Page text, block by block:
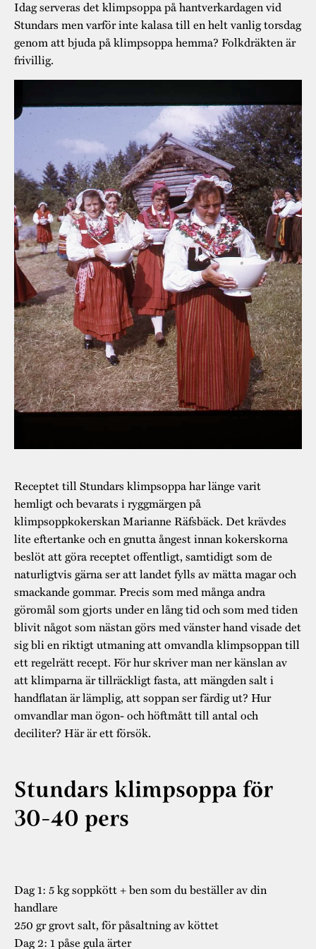
Idag serveras det klimpsoppa på hantverkardagen vid
Stundars men varför inte kalasa till en helt vanlig torsdag
genom att bjuda på klimpsoppa hemma? Folkdräkten är
frivillig.
Receptet till Stundars klimpsoppa har länge varit
hemligt och bevarats i ryggmärgen på
klimpsoppkokerskan Marianne Räfsbäck. Det krävdes
lite eftertanke och en gnutta ångest innan kokerskorna
beslöt att göra receptet offentligt, samtidigt som de
naturligtvis gärna ser att landet fylls av mätta magar och
smackande gommar. Precis som med många andra
göromål som gjorts under en lång tid och som med tiden
blivit något som nästan görs med vänster hand visade det
sig bli en riktigt utmaning att omvandla klimpsoppan till
ett regelrätt recept. För hur skriver man ner känslan av
att klimparna är tillräckligt fasta, att mängden salt i
handflatan är lämplig, att soppan ser färdig ut? Hur
omvandlar man ögon- och höftmått till antal och
deciliter? Här är ett försök.
Stundars klimpsoppa för
30-40 pers
Dag 1: 5 kg soppkött + ben som du beställer av din
handlare
250 gr grovt salt, för påsaltning av köttet
Dag 2: 1 påse gula ärter